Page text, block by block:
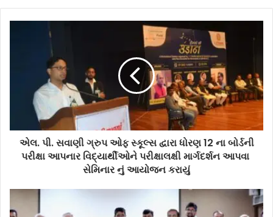
એલ. પી. સવાણી ગ્રુપ ઓફ સ્કૂલ્સ દ્વારા ધોરણ 12 ના બોર્ડની
પરીક્ષા આપનાર વિદ્યાર્થીઓને પરીક્ષાલક્ષી માર્ગદર્શન આપવા
સેમિનાર નું આયોજન કરાયું